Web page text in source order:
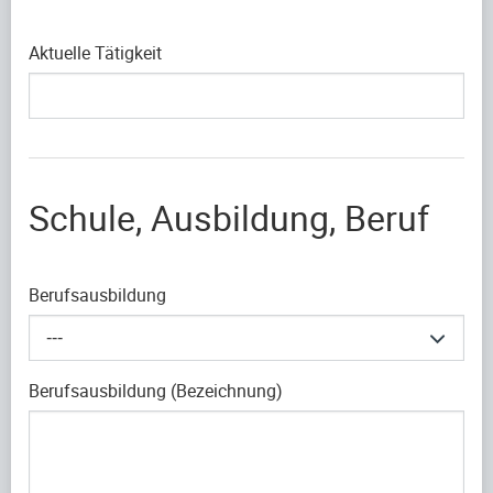
Aktuelle Tätigkeit
Schule, Ausbildung, Beruf
Berufsausbildung
---
Berufsausbildung (Bezeichnung)